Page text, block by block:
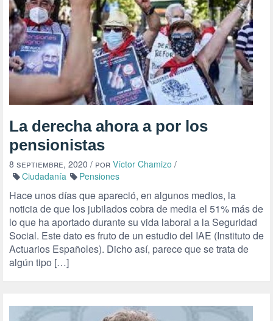
La derecha ahora a por los
pensionistas
8 septiembre, 2020 / por Víctor Chamizo /
Ciudadanía
Pensiones
Hace unos días que apareció, en algunos medios, la
noticia de que los jubilados cobra de media el 51% más de
lo que ha aportado durante su vida laboral a la Seguridad
Social. Este dato es fruto de un estudio del IAE (Instituto de
Actuarios Españoles). Dicho así, parece que se trata de
algún tipo […]